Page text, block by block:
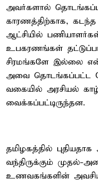
அவர்களால்
காரணத்திற்காக,
ஆட்சியில்
உபகரணங்கள்
சிரமங்களே இல்லை
அவை தொடங்கப்பட்ட
வகையில் அரசியல்
வைக்கப்பட்டிருந்தன.
தமிழகத்தில் புதியதாக
வந்திருக்கும்
உணவகங்களின்